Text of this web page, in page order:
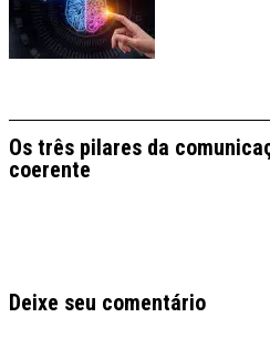
Os três pilares da
coerente
Deixe seu comentário